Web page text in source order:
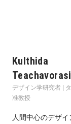
Kulthida
デザイン学研究者 |
准教授
人間中心のデザ